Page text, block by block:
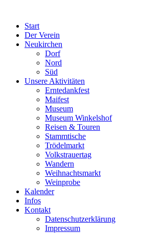
Start
Der Verein
Neukirchen
Dorf
Nord
Süd
Unsere Aktivitäten
Erntedankfest
Maifest
Museum
Museum Winkelshof
Reisen & Touren
Stammtische
Trödelmarkt
Volkstrauertag
Wandern
Weihnachtsmarkt
Weinprobe
Kalender
Infos
Kontakt
Datenschutzerklärung
Impressum